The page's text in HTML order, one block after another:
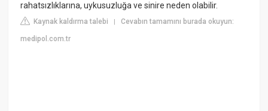
rahatsızlıklarına, uykusuzluğa ve sinire neden olabilir.
Kaynak kaldırma talebi |Cevabın tamamını burada okuyun:
medipol.com.tr